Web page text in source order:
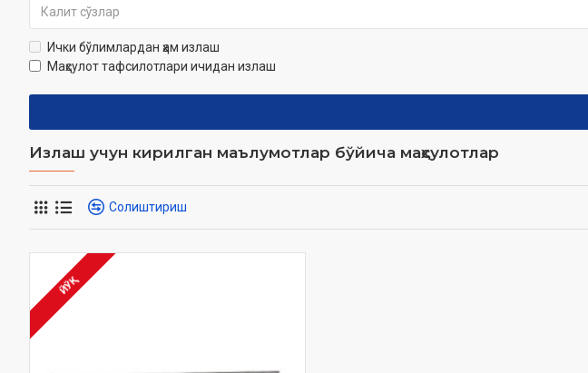
Ички бўлимлардан ҳам излаш
Маҳсулот тафсилотлари ичидан излаш
Излаш учун кирилган маълумотлар бўйича маҳсулотлар
Солиштириш
ЙЎҚ